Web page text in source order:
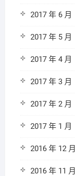
2017 年 6 月
2017 年 5 月
2017 年 4 月
2017 年 3 月
2017 年 2 月
2017 年 1 月
2016 年 12 月
2016 年 11 月